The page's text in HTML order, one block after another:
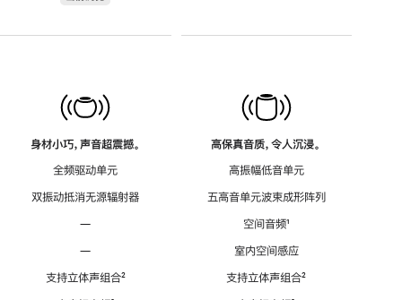
身材小巧，声音超震撼。
全频驱动单元
双振动抵消无源辐射器
—
—
支持立体声组合脚
²
高保真音质，令人沉浸。
高振幅低音单元
五高音单元波束成形阵列
空间音频脚
¹
室内空间感应
支持立体声组合脚
²